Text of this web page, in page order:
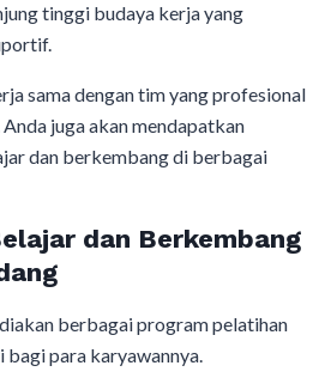
tinggi budaya kerja yang
sama dengan tim yang profesional
juga akan mendapatkan
dan berkembang di berbagai
dan Berkembang
berbagai program pelatihan
bagi para karyawannya.